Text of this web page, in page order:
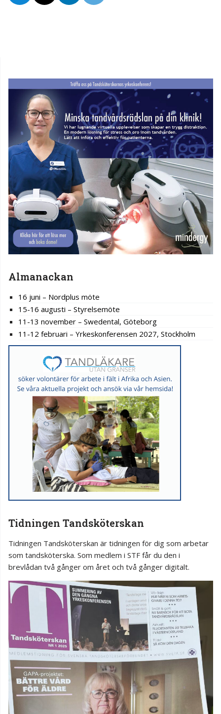
Almanackan
16 juni – Nordplus möte
15-16 augusti – Styrelsemöte
11-13 november – Swedental, Göteborg
11-12 februari – Yrkeskonferensen 2027, Stockholm
Tidningen Tandsköterskan
Tidningen Tandsköterskan är tidningen för dig som arbetar
som tandsköterska. Som medlem i STF får du den i
brevlådan två gånger om året och två gånger digitalt.